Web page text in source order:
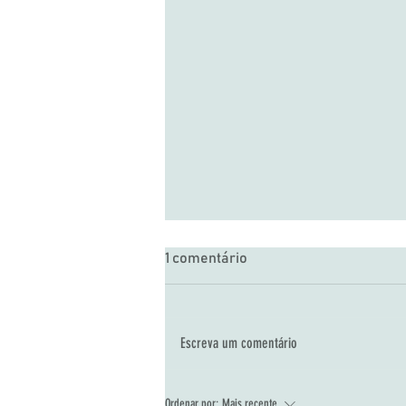
Dia Internacional da Pessoa
1 comentário
Escreva um comentário